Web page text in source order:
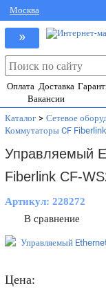
Москва
»
Оплата Доставка
Вакансии
Каталог > Сетевое
Коммутаторы CF Fiberlink
Управляемый
Fiberlink CF-
Артикул:228272
В сравнение
Цена: